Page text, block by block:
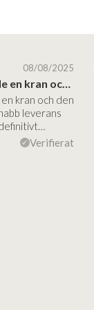
08/08/2025
Jag beställde en kran och den är jättebra…
kran och den
leverans
Verifierat